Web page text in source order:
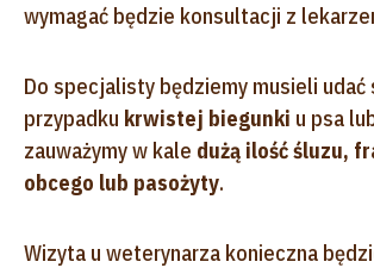
wymagać będzie konsultacji z
Do specjalisty będziemy musieli udać
przypadku krwistej biegunki u psa
zauważymy w kale dużą ilość śluzu,
obcego lub pasożyty.
Wizyta u weterynarza konieczna